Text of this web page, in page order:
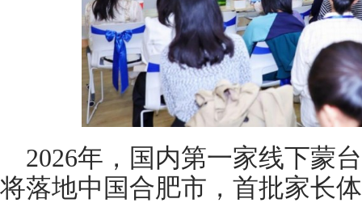
2026年，国内第一家线下蒙
将落地中国合肥市，首批家长